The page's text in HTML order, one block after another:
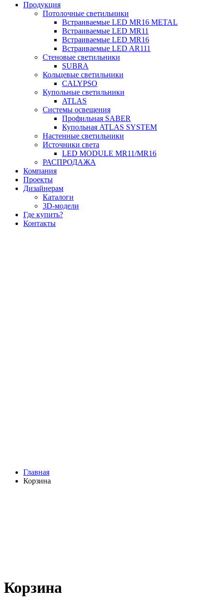
Продукция
Потолочные светильники
Встраиваемые LED MR16 METAL
Встраиваемые LED MR11
Встраиваемые LED MR16
Встраиваемые LED AR111
Стеновые светильники
SUBRA
Кольцевые светильники
CALYPSO
Купольные светильники
ATLAS
Системы освещения
Профильная SABER
Купольная ATLAS SYSTEM
Настенные светильники
Источники света
LED MODULE MR11/MR16
РАСПРОДАЖА
Компания
Проекты
Дизайнерам
Каталоги
3D-модели
Где купить?
Контакты
Главная
Корзина
Корзина